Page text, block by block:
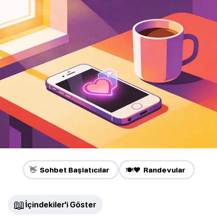
👋 Sohbet Başlatıcılar 🍽️❤️ Randevular
📖 İçindekiler'i Göster